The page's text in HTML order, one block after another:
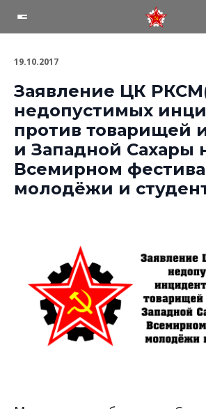
19.10.2017
Заявление ЦК
недопустимых
против товарищей
и Западной Сахары
Всемирном
молодёжи и